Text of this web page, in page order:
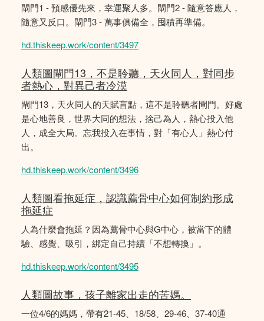
閘門1 - 預感優先來，幸運聚人多。閘門2 - 隨意答應人，
隨意又反口。閘門3 - 萬事俱備全，囤積再準備。
hd.thiskeep.work/content/3497
人類圖閘門13，不是聆聽，天火同人，對同步
者熱心，對異己者冷漠
閘門13，天火同人的天賦盲點，這不是聆聽者閘門。好處
是心地善良，世界大同的想法，捨己為人，熱心投入他
人，成全大局。忘我投入在事情，對「有心人」熱心付
出。
hd.thiskeep.work/content/3496
人類圖看拖延症，認識薦骨中心如何制約形成
拖延症
人為什麼會拖延？因為薦骨中心與G中心，被當下的體
驗、感覺、吸引，綁定自己持續「不想轉換」。
hd.thiskeep.work/content/3495
人類圖故事，孩子離家出走的苦媽。
一位4/6的媽媽，帶有21-45、18/58、29-46、37-40通